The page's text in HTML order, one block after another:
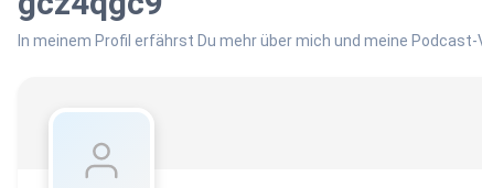
In meinem Profil erfährst Du mehr über mich und meine Podcast-